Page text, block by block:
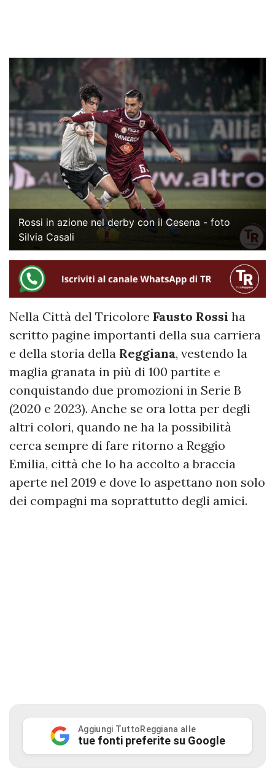
Rossi in azione nel derby con il Cesena - foto
Silvia Casali
Nella Città del Tricolore Fausto Rossi ha
scritto pagine importanti della sua carriera
e della storia della Reggiana, vestendo la
maglia granata in più di 100 partite e
conquistando due promozioni in Serie B
(2020 e 2023). Anche se ora lotta per degli
altri colori, quando ne ha la possibilità
cerca sempre di fare ritorno a Reggio
Emilia, città che lo ha accolto a braccia
aperte nel 2019 e dove lo aspettano non solo
dei compagni ma soprattutto degli amici.
Aggiungi TuttoReggiana alle
tue fonti preferite su Google